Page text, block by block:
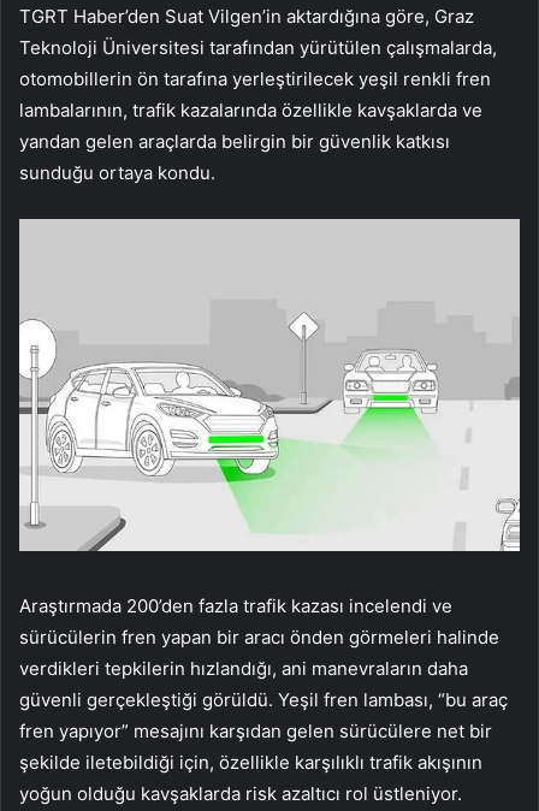
TGRT Haber’den Suat Vilgen’in aktardığına göre, Graz
Teknoloji Üniversitesi tarafından yürütülen çalışmalarda,
otomobillerin ön tarafına yerleştirilecek yeşil renkli fren
lambalarının, trafik kazalarında özellikle kavşaklarda ve
yandan gelen araçlarda belirgin bir güvenlik katkısı
sunduğu ortaya kondu.
Araştırmada 200’den fazla trafik kazası incelendi ve
sürücülerin fren yapan bir aracı önden görmeleri halinde
verdikleri tepkilerin hızlandığı, ani manevraların daha
güvenli gerçekleştiği görüldü. Yeşil fren lambası, “bu araç
fren yapıyor” mesajını karşıdan gelen sürücülere net bir
şekilde iletebildiği için, özellikle karşılıklı trafik akışının
yoğun olduğu kavşaklarda risk azaltıcı rol üstleniyor.